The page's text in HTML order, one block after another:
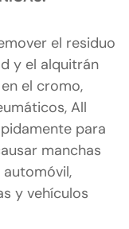
el residuo
y el alquitrán
el cromo,
All
para
manchas
y vehículos